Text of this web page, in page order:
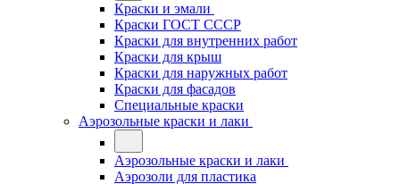
Краски и эмали
Краски ГОСТ СССР
Краски для внутренних работ
Краски для крыш
Краски для наружных работ
Краски для фасадов
Специальные краски
Аэрозольные краски и лаки
Аэрозольные краски и лаки
Аэрозоли для пластика